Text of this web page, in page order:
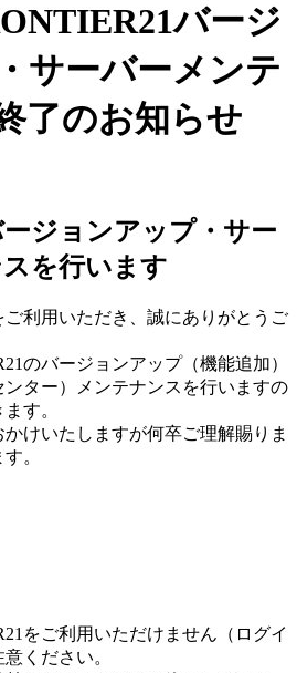
バージ
サーバーメンテ
了のお知らせ
ジョンアップ・サー
を行います
ご利用いただき、誠にありがとうご
のバージョンアップ（機能追加）
ター）メンテナンスを行いますの
す。
けいたしますが何卒ご理解賜りま
。
をご利用いただけません（ログイ
ください。